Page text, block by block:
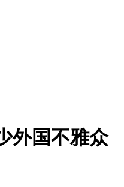
外国不雅众